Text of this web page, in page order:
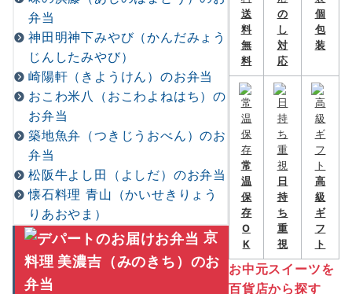
弁当
神田明神下みやび（かんだみょう
じんしたみやび）
崎陽軒（きようけん）のお弁当
おこわ米八（おこわよねはち）の
お弁当
築地魚弁（つきじうおべん）のお
弁当
松阪牛よし田（よしだ）のお弁当
懐石料理 青山（かいせきりょう
りあおやま）
京
料理 美濃吉（みのきち）のお
弁当
送
料
無
料
の
し
対
応
個
包
装
常
温
保
存
O
K
日
持
ち
重
視
高
級
ギ
フ
ト
お中元スイーツを
百貨店から探す